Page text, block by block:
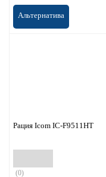
Альтернатива
Рация Icom IC-F9511HT
(0)